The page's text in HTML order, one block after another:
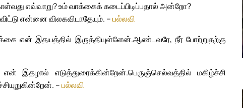
எவ்வாறு? உம் வாக்கைக் கடைப்பிடிப்பதால் அன்றோ?
என்னை விலகவிடாதேயும். –பல்லவி
என் இதயத்தில் இருத்தியுள்ளேன்.ஆண்டவரே, நீர் போற்றுதற்கு
என் இதழால் எடுத்துரைக்கின்றேன்.பெருஞ்செல்வத்தில் மகிழ்ச்சி
–பல்லவி